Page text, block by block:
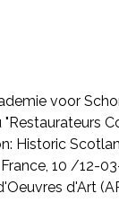
voor
Historic
10 /12-
d'Art